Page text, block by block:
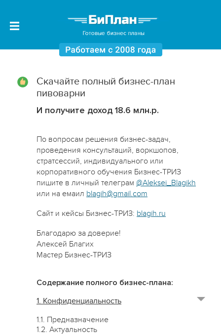
Скачайте полный бизнес-план
пивоварни
И получите доход 18.6 млн.р.
По вопросам решения бизнес-задач,
проведения консультаций, воркшопов,
стратсессий, индивидуального или
корпоративного обучения Бизнес-ТРИЗ
пишите в личный телеграм @Aleksei_Blagikh
или на емаил blagih@gmail.com
Сайт и кейсы Бизнес-ТРИЗ: blagih.ru
Благодарю за доверие!
Алексей Благих
Мастер Бизнес-ТРИЗ
Содержание полного бизнес-плана:
1. Конфиденциальность
1.1. Предназначение
1.2. Актуальность